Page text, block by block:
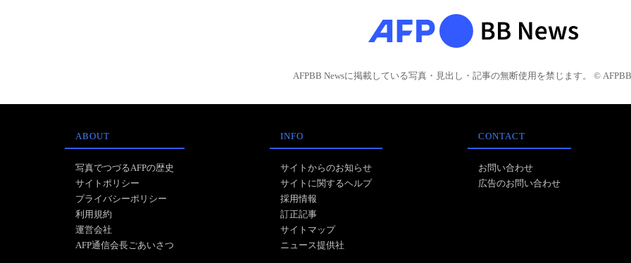
AFPBB Newsに掲載している写真・見出し・記事の無断使用を禁じます。 © AFPBB
ABOUT
写真でつづるAFPの歴史
サイトポリシー
プライバシーポリシー
利用規約
運営会社
AFP通信会長ごあいさつ
INFO
サイトからのお知らせ
サイトに関するヘルプ
採用情報
訂正記事
サイトマップ
ニュース提供社
CONTACT
お問い合わせ
広告のお問い合わせ